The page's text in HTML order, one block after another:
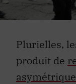
Plurielles,
produit de